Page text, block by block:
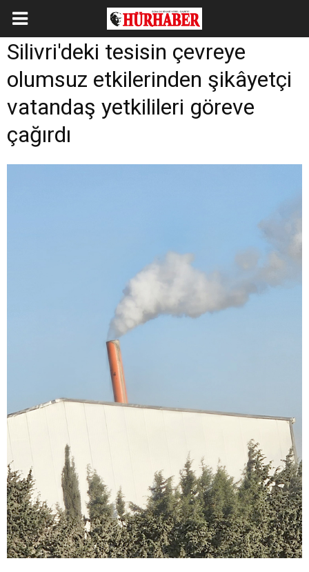
Silivri'deki tesisin çevreye
olumsuz etkilerinden şikâyetçi
vatandaş yetkilileri göreve
çağırdı